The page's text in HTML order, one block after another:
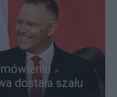
dostała szału